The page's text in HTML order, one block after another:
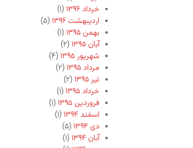
خرداد ۱۳۹۶
(۱)
اردیبهشت ۱۳۹۶
(۵)
بهمن ۱۳۹۵
(۱)
آبان ۱۳۹۵
(۲)
شهریور ۱۳۹۵
(۴)
مرداد ۱۳۹۵
(۲)
تیر ۱۳۹۵
(۲)
خرداد ۱۳۹۵
(۱)
فروردین ۱۳۹۵
(۱)
اسفند ۱۳۹۴
(۱)
دی ۱۳۹۴
(۵)
آبان ۱۳۹۴
(۱)